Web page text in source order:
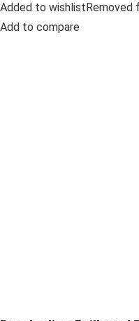
Added to wishlistRemoved
Add to compare